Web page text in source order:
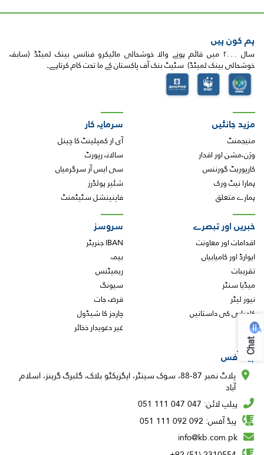
ہم کون ہیں
سال ۲۰۰۰ میں قائم ہونے والا خوشحالی مائیکرو فنانس بینک لمیٹڈ (سابقہ
خوشحالی بینک لمیٹڈ) سٹیٹ بنک آف پاکستان کے ما تحت کام کرتاہے۔
مزید جانئیں
منیجمنٹ
وژن،مشن اور اقدار
کارپوریٹ گورننس
ہمارا نیٹ ورک
ہمارے متعلق
سرمایہ کار
آی ار کمپلینٹ کا چینل
سالانہ رپورٹ
سی ایس آر سرگرمیاں
شئیر ہولڈرز
فاینینشل سٹیٹمنٹ
خبریں اور تبصرے
اقدامات اور معاونت
ایوارڈ اور کامیابیاں
تقریبات
میڈیا سنٹر
نیوز لیٹر
کامیابی کی داستانیں
سروسز
IBAN جنریٹر
بیمہ
ریمیٹنس
سیونگ
قرضہ جات
چارجز کا شیڈول
غیر دعویدار ذخائر
ہیڈ آفس
پلاٹ نمبر 87-88، سوک سینٹر، ایگزیکٹو بلاک، گلبرگ گرینز، اسلام
آباد
ہیلپ لائن: 047 047 111 051
ہیڈ آفس: 092 092 111 051
info@kb.com.pk
Chat